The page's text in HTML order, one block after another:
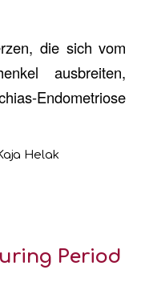
die sich vom
ausbreiten,
Endometriose
Helak
Period